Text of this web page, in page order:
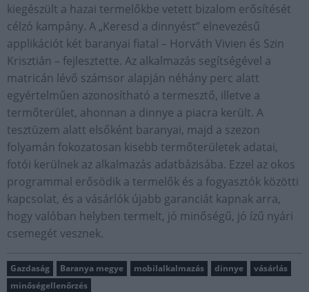
kiegészült a hazai termelőkbe vetett bizalom erősítését
célzó kampány. A „Keresd a dinnyést” elnevezésű
applikációt két baranyai fiatal – Horváth Vivien és Szin
Krisztián – fejlesztette. Az alkalmazás segítségével a
matricán lévő számsor alapján néhány perc alatt
egyértelműen azonosítható a termesztő, illetve a
termőterület, ahonnan a dinnye a piacra került. A
tesztüzem alatt elsőként baranyai, majd a szezon
folyamán fokozatosan kisebb termőterületek adatai,
fotói kerülnek az alkalmazás adatbázisába. Ezzel az okos
programmal erősödik a termelők és a fogyasztók közötti
kapcsolat, és a vásárlók újabb garanciát kapnak arra,
hogy valóban helyben termelt, jó minőségű, jó ízű nyári
csemegét vesznek.
Gazdaság Baranya megye mobilalkalmazás dinnye
vásárlás
minőségellenőrzés